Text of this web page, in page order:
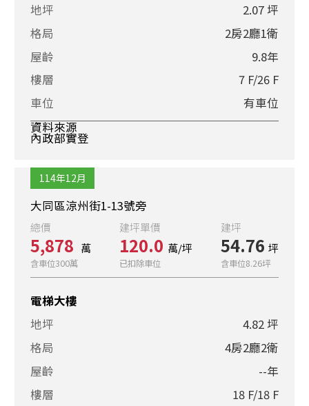
社區排
地坪
2.07 坪
格局
2房2廳1衛
屋齡
9.8年
樓層
7 F/26 F
車位
有車位
資料來源
內政部實登
114年12月
大同區涼州街1-13號旁
總價
5,878 萬
含車位300萬
建坪單價
120.0 萬/坪
已扣除車位
建坪
54.76 坪
含車位8.26坪
電梯大樓
地坪
4.82 坪
格局
4房2廳2衛
屋齡
--年
樓層
18 F/18 F